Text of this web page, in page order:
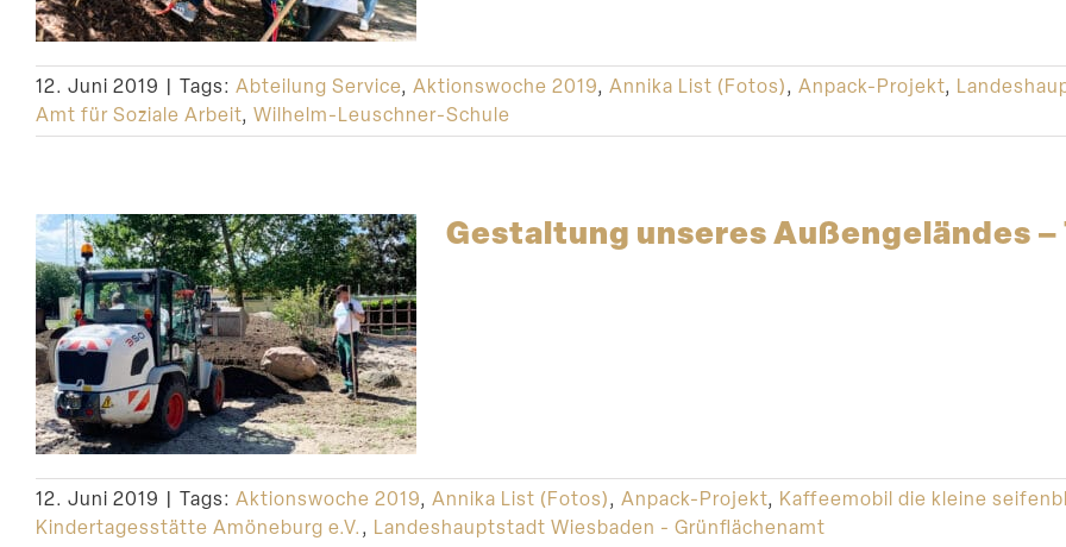
12. Juni 2019 | Tags: Abteilung Service, Aktionswoche 2019, Annika List (Fotos), Anpack-Projekt,
Amt für Soziale Arbeit, Wilhelm-Leuschner-Schule
Gestaltung unseres Außen­ge­ländes –
12. Juni 2019 | Tags: Aktionswoche 2019, Annika List (Fotos), Anpack-Projekt, Kaffeemobil die kleine
Kindertagesstätte Amöneburg e.V., Landeshauptstadt Wiesbaden - Grünflächenamt